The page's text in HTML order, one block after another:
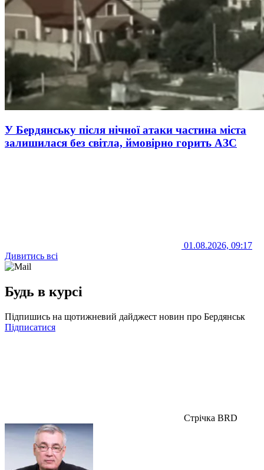
У Бердянську після нічної атаки частина міста
залишилася без світла, ймовірно горить АЗС
01.08.2026, 09:17
Дивитись всі
Будь в курсі
Підпишись на щотижневий дайджест новин про Бердянськ
Підписатися
Стрічка BRD